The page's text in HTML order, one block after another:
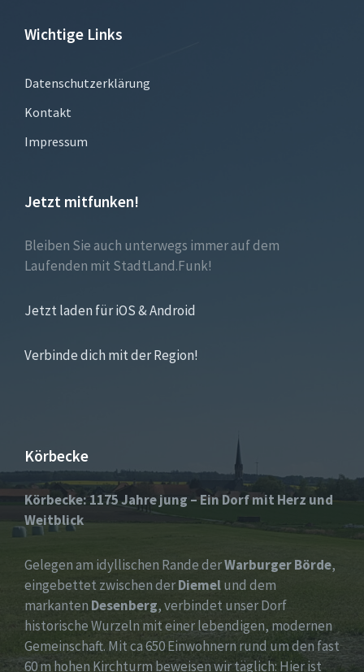
Wichtige Links
Datenschutzerklärung
Kontakt
Impressum
Jetzt mitfunken!
Bleiben Sie auch unterwegs immer auf dem
Laufenden mit StadtLand.Funk!
Jetzt laden für iOS & Android
Verbinde dich mit der Region!
Körbecke
Körbecke: 1175 Jahre jung – Ein Dorf mit Herz und
Weitblick
Gelegen am idyllischen Rande derWarburger Börde,
eingebettet zwischen derDiemelund dem
markanten Desenberg, verbindet unser Dorf
historische Wurzeln mit einer lebendigen, modernen
Gemeinschaft. Mit ca 650 Einwohnern rund um den fast
60 m hohen Kirchturm beweisen wir täglich: Hier ist